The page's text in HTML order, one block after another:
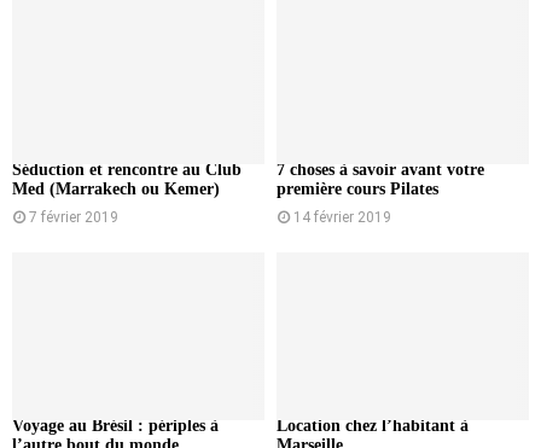
Séduction et rencontre au Club
Med (Marrakech ou Kemer)
7 février 2019
7 choses à savoir avant votre
première cours Pilates
14 février 2019
Voyage au Brésil : périples à
Location chez l’habitant à